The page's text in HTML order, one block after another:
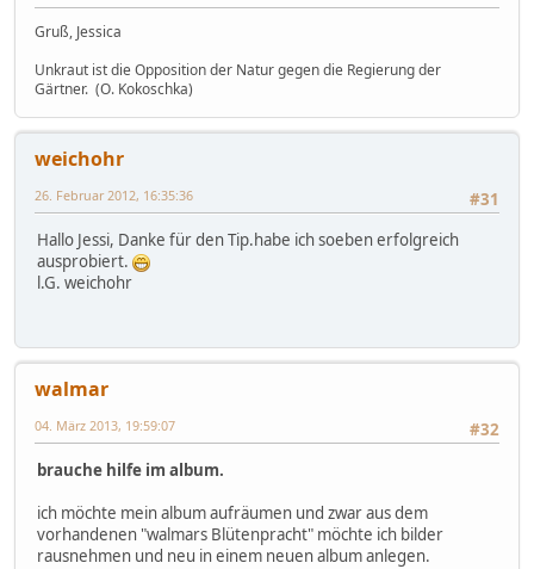
Gruß, Jessica
Unkraut ist die Opposition der Natur gegen die Regierung der
Gärtner. (O. Kokoschka)
weichohr
#31
26. Februar 2012, 16:35:36
Hallo Jessi, Danke für den Tip.habe ich soeben erfolgreich
ausprobiert.
l.G. weichohr
walmar
#32
04. März 2013, 19:59:07
brauche hilfe im album.
ich möchte mein album aufräumen und zwar aus dem
vorhandenen "walmars Blütenpracht" möchte ich bilder
rausnehmen und neu in einem neuen album anlegen.